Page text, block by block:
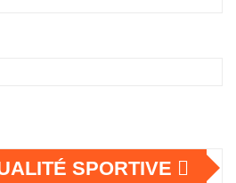
SPORTIVE